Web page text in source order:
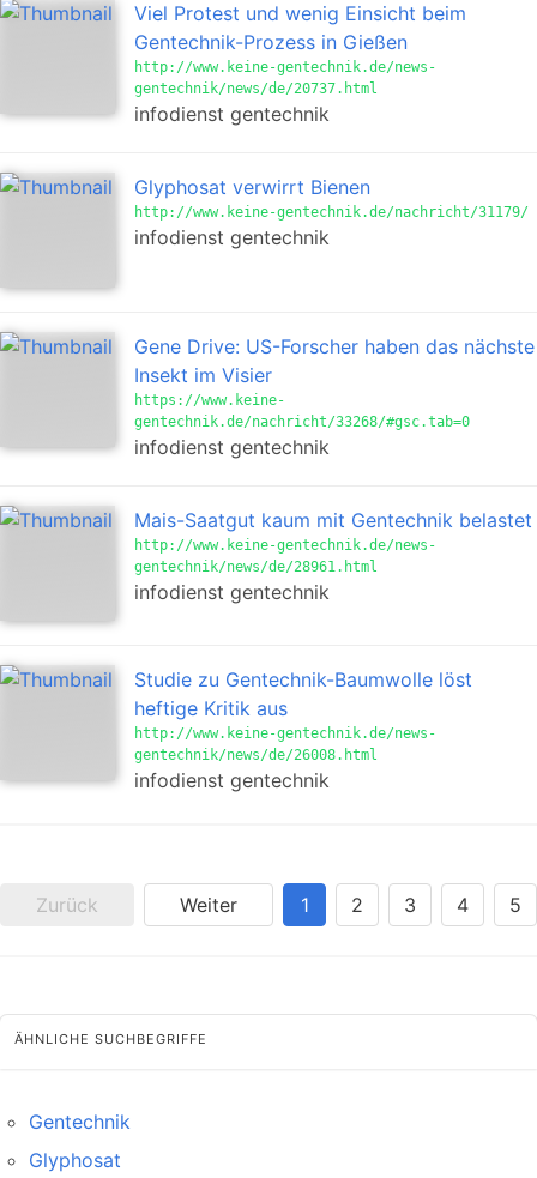
Viel Protest und wenig Einsicht beim
Gentechnik-Prozess in Gießen
http://www.keine-gentechnik.de/news-
gentechnik/news/de/20737.html
infodienst gentechnik
Glyphosat verwirrt Bienen
http://www.keine-gentechnik.de/nachricht/31179/
infodienst gentechnik
Gene Drive: US-Forscher haben das nächste
Insekt im Visier
https://www.keine-
gentechnik.de/nachricht/33268/#gsc.tab=0
infodienst gentechnik
Mais-Saatgut kaum mit Gentechnik belastet
http://www.keine-gentechnik.de/news-
gentechnik/news/de/28961.html
infodienst gentechnik
Studie zu Gentechnik-Baumwolle löst
heftige Kritik aus
http://www.keine-gentechnik.de/news-
gentechnik/news/de/26008.html
infodienst gentechnik
Zurück Weiter 1 2 3 4 5
ÄHNLICHE SUCHBEGRIFFE
Gentechnik
Glyphosat